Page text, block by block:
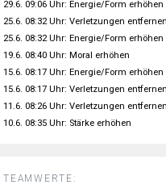
TEAMWERTE:
29.6. 09:06 Uhr: Energie/Form erhöhen
25.6. 08:32 Uhr: Verletzungen entfernen
25.6. 08:32 Uhr: Energie/Form erhöhen
19.6. 08:40 Uhr: Moral erhöhen
15.6. 08:17 Uhr: Energie/Form erhöhen
15.6. 08:17 Uhr: Verletzungen entfernen
11.6. 08:26 Uhr: Verletzungen entfernen
10.6. 08:35 Uhr: Stärke erhöhen